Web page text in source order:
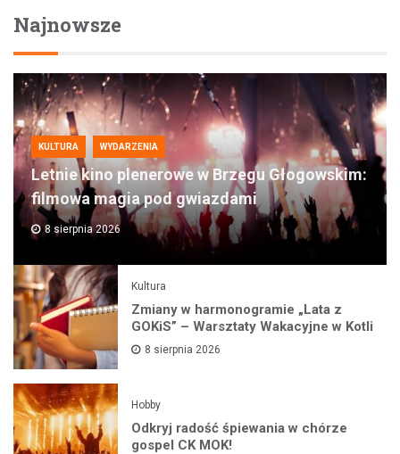
Najnowsze
KULTURA WYDARZENIA
Letnie kino plenerowe w Brzegu Głogowskim:
filmowa magia pod gwiazdami
8 sierpnia 2026
Kultura
Zmiany w harmonogramie „Lata z
GOKiS” – Warsztaty Wakacyjne w Kotli
8 sierpnia 2026
Hobby
Odkryj radość śpiewania w chórze
gospel CK MOK!